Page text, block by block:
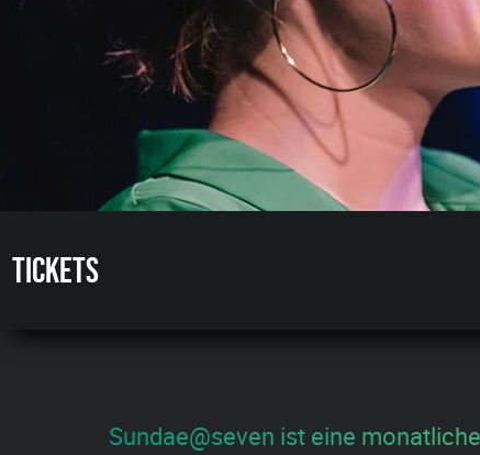
Tickets
Sundae@seven ist eine